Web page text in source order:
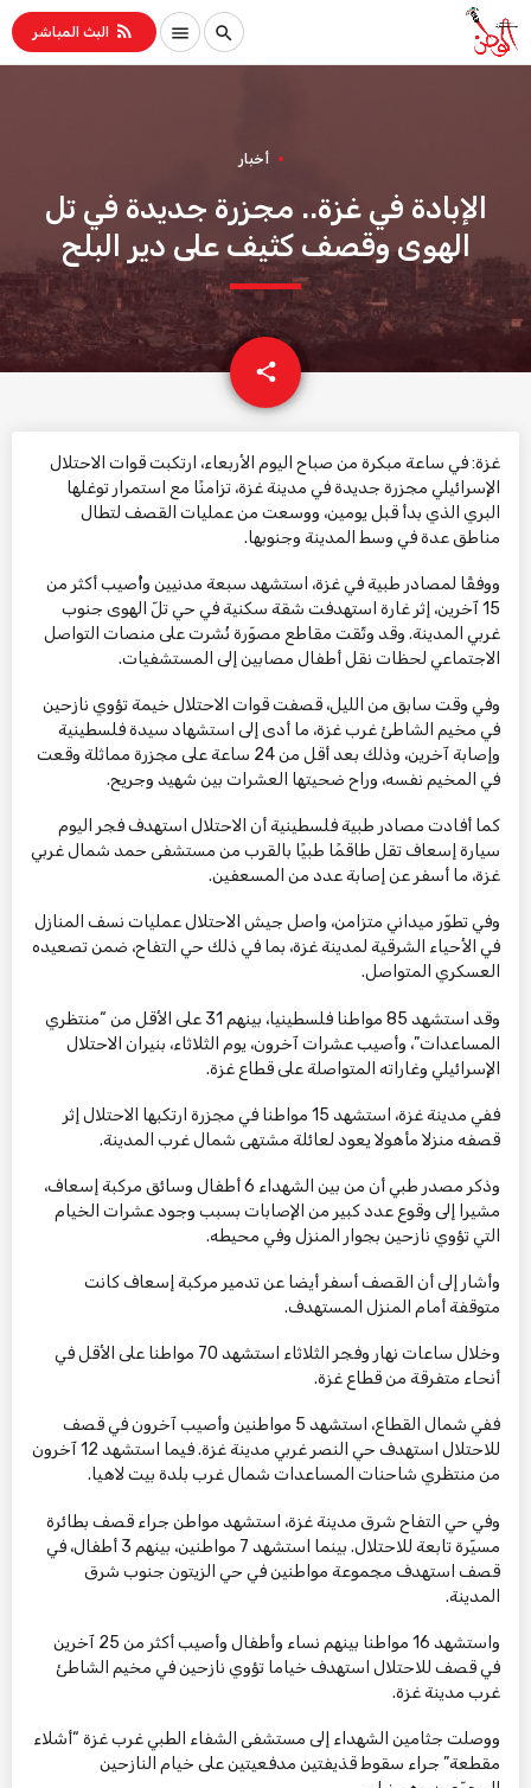
search
menu
rss_feed البث المباشر
أخبار
الإبادة في غزة.. مجزرة جديدة في تل
الهوى وقصف كثيف على دير البلح
share
email
غزة: في ساعة مبكرة من صباح اليوم الأربعاء، ارتكبت قوات الاحتلال
الإسرائيلي مجزرة جديدة في مدينة غزة، تزامنًا مع استمرار توغلها
البري الذي بدأ قبل يومين، ووسعت من عمليات القصف لتطال
مناطق عدة في وسط المدينة وجنوبها.
ووفقًا لمصادر طبية في غزة، استشهد سبعة مدنيين وأُصيب أكثر من
15 آخرين، إثر غارة استهدفت شقة سكنية في حي تلّ الهوى جنوب
غربي المدينة. وقد وثّقت مقاطع مصوّرة نُشرت على منصات التواصل
الاجتماعي لحظات نقل أطفال مصابين إلى المستشفيات.
وفي وقت سابق من الليل، قصفت قوات الاحتلال خيمة تؤوي نازحين
في مخيم الشاطئ غرب غزة، ما أدى إلى استشهاد سيدة فلسطينية
وإصابة آخرين، وذلك بعد أقل من 24 ساعة على مجزرة مماثلة وقعت
في المخيم نفسه، وراح ضحيتها العشرات بين شهيد وجريح.
كما أفادت مصادر طبية فلسطينية أن الاحتلال استهدف فجر اليوم
سيارة إسعاف تقل طاقمًا طبيًا بالقرب من مستشفى حمد شمال غربي
غزة، ما أسفر عن إصابة عدد من المسعفين.
وفي تطوّر ميداني متزامن، واصل جيش الاحتلال عمليات نسف المنازل
في الأحياء الشرقية لمدينة غزة، بما في ذلك حي التفاح، ضمن تصعيده
العسكري المتواصل.
وقد استشهد 85 مواطنا فلسطينيا، بينهم 31 على الأقل من “منتظري
المساعدات”، وأصيب عشرات آخرون، يوم الثلاثاء، بنيران الاحتلال
الإسرائيلي وغاراته المتواصلة على قطاع غزة.
ففي مدينة غزة، استشهد 15 مواطنا في مجزرة ارتكبها الاحتلال إثر
قصفه منزلا مأهولا يعود لعائلة مشتهى شمال غرب المدينة.
وذكر مصدر طبي أن من بين الشهداء 6 أطفال وسائق مركبة إسعاف،
مشيرا إلى وقوع عدد كبير من الإصابات بسبب وجود عشرات الخيام
التي تؤوي نازحين بجوار المنزل وفي محيطه.
وأشار إلى أن القصف أسفر أيضا عن تدمير مركبة إسعاف كانت
متوقفة أمام المنزل المستهدف.
وخلال ساعات نهار وفجر الثلاثاء استشهد 70 مواطنا على الأقل في
أنحاء متفرقة من قطاع غزة.
ففي شمال القطاع، استشهد 5 مواطنين وأصيب آخرون في قصف
للاحتلال استهدف حي النصر غربي مدينة غزة. فيما استشهد 12 آخرون
من منتظري شاحنات المساعدات شمال غرب بلدة بيت لاهيا.
وفي حي التفاح شرق مدينة غزة، استشهد مواطن جراء قصف بطائرة
مسيّرة تابعة للاحتلال. بينما استشهد 7 مواطنين، بينهم 3 أطفال، في
قصف استهدف مجموعة مواطنين في حي الزيتون جنوب شرق
المدينة.
واستشهد 16 مواطنا بينهم نساء وأطفال وأصيب أكثر من 25 آخرين
في قصف للاحتلال استهدف خياما تؤوي نازحين في مخيم الشاطئ
غرب مدينة غزة.
ووصلت جثامين الشهداء إلى مستشفى الشفاء الطبي غرب غزة “أشلاء
مقطعة” جراء سقوط قذيفتين مدفعيتين على خيام النازحين